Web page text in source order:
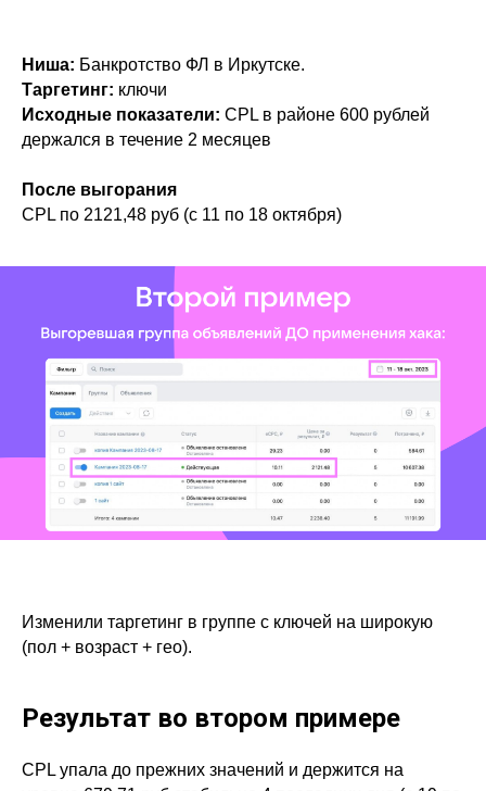
Ниша: Банкротство ФЛ в Иркутске.
Таргетинг: ключи
Исходные показатели: CPL в районе 600 рублей
держался в течение 2 месяцев
После выгорания
CPL по 2121,48 руб (с 11 по 18 октября)
Изменили таргетинг в группе с ключей на широкую
(пол + возраст + гео).
Результат во втором примере
CPL упала до прежних значений и держится на